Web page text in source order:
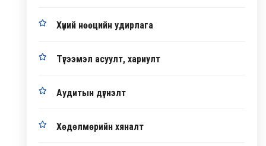
Хүний нөөцийн удирлага
Түгээмэл асуулт, хариулт
Аудитын дүгнэлт
Хөдөлмөрийн хяналт